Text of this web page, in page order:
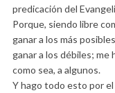
predicación del
Porque, siendo libre
ganar a los más
ganar a los débiles; me
como sea, a algunos.
Y hago todo esto por